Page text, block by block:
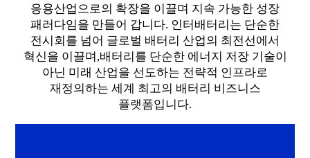
응용산업으로의 확장을 이끌며 지속 가능한 성장
패러다임을 만들어 갑니다. 인터배터리는 단순한
전시회를 넘어 글로벌 배터리 산업의 최전선에서
혁신을 이끌며,배터리를 단순한 에너지 저장 기술이
아닌 미래 산업을 선도하는 전략적 인프라로
재정의하는 세계 최고의 배터리 비즈니스
플랫폼입니다.